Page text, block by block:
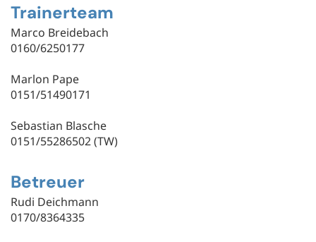
Trainerteam
Marco Breidebach
0160/6250177
Marlon Pape
0151/51490171
Sebastian Blasche
0151/55286502 (TW)
Betreuer
Rudi Deichmann
0170/8364335